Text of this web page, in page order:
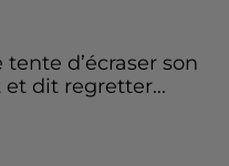
tente d’écraser son
dit regretter...